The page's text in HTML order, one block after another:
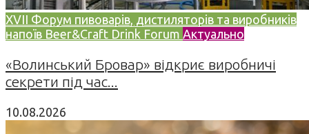
XVII Форум пивоварів, дистиляторів та виробників
напоїв Beer&Craft Drink Forum Актуально
«Волинський Бровар» відкриє виробничі
секрети під час...
10.08.2026